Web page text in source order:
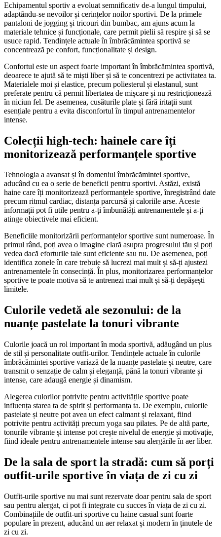
Echipamentul sportiv a evoluat semnificativ de-a lungul timpului,
adaptându-se nevoilor și cerințelor noilor sportivi. De la primele
pantaloni de jogging și tricouri din bumbac, am ajuns acum la
materiale tehnice și funcționale, care permit pielii să respire și să se
usuce rapid. Tendințele actuale în îmbrăcămintea sportivă se
concentrează pe confort, funcționalitate și design.
Confortul este un aspect foarte important în îmbrăcămintea sportivă,
deoarece te ajută să te miști liber și să te concentrezi pe activitatea ta.
Materialele moi și elastice, precum poliesterul și elastanul, sunt
preferate pentru că permit libertatea de mișcare și nu restricționează
în niciun fel. De asemenea, cusăturile plate și fără iritații sunt
esențiale pentru a evita disconfortul în timpul antrenamentelor
intense.
Colecții high-tech: hainele care îți
monitorizează performanțele sportive
Tehnologia a avansat și în domeniul îmbrăcămintei sportive,
aducând cu ea o serie de beneficii pentru sportivi. Astăzi, există
haine care îți monitorizează performanțele sportive, înregistrând date
precum ritmul cardiac, distanța parcursă și caloriile arse. Aceste
informații pot fi utile pentru a-ți îmbunătăți antrenamentele și a-ți
atinge obiectivele mai eficient.
Beneficiile monitorizării performanțelor sportive sunt numeroase. În
primul rând, poți avea o imagine clară asupra progresului tău și poți
vedea dacă eforturile tale sunt eficiente sau nu. De asemenea, poți
identifica zonele în care trebuie să lucrezi mai mult și să-ți ajustezi
antrenamentele în consecință. În plus, monitorizarea performanțelor
sportive te poate motiva să te antrenezi mai mult și să-ți depășești
limitele.
Culorile vedetă ale sezonului: de la
nuanțe pastelate la tonuri vibrante
Culorile joacă un rol important în moda sportivă, adăugând un plus
de stil și personalitate outfit-urilor. Tendințele actuale în culorile
îmbrăcămintei sportive variază de la nuanțe pastelate și neutre, care
transmit o senzație de calm și eleganță, până la tonuri vibrante și
intense, care adaugă energie și dinamism.
Alegerea culorilor potrivite pentru activitățile sportive poate
influența starea ta de spirit și performanța ta. De exemplu, culorile
pastelate și neutre pot avea un efect calmant și relaxant, fiind
potrivite pentru activități precum yoga sau pilates. Pe de altă parte,
tonurile vibrante și intense pot crește nivelul de energie și motivație,
fiind ideale pentru antrenamentele intense sau alergările în aer liber.
De la sala de sport la stradă: cum să porți
outfit-urile sportive în viața de zi cu zi
Outfit-urile sportive nu mai sunt rezervate doar pentru sala de sport
sau pentru alergat, ci pot fi integrate cu succes în viața de zi cu zi.
Combinațiile de outfit-uri sportive cu haine casual sunt foarte
populare în prezent, aducând un aer relaxat și modern în ținutele de
zi cu zi.